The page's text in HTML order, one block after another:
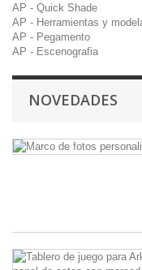
AP - Quick Shade
AP - Herramientas y
AP - Pegamento
AP - Escenografia
NOVEDADES